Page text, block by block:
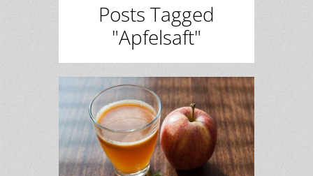
Posts Tagged
"Apfelsaft"